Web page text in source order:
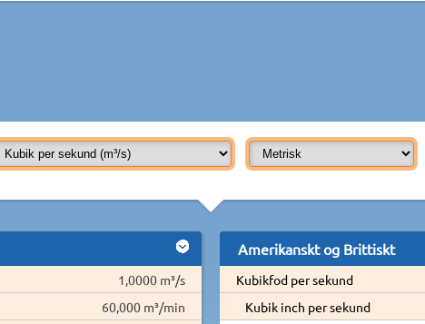
1,0000 m³/s
60,000 m³/min
Amerikanskt og Brittiskt
Kubikfod per sekund
Kubik inch per sekund